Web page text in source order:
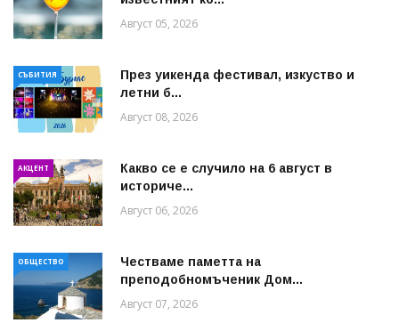
Август 05, 2026
СЪБИТИЯ
През уикенда фестивал, изкуство и
летни б...
Август 08, 2026
АКЦЕНТ
Какво се е случило на 6 август в
историче...
Август 06, 2026
ОБЩЕСТВО
Честваме паметта на
преподобномъченик Дом...
Август 07, 2026